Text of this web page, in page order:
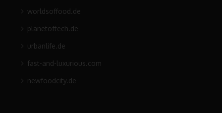
worldsoffood.de
planetoftech.de
urbanlife.de
fast-and-luxurious.com
newfoodcity.de